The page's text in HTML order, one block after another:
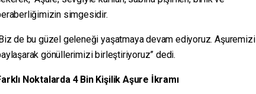
simgesidir.
de bu güzel geleneği yaşatmaya devam ediyoruz. Aşuremizi
gönüllerimizi birleştiriyoruz” dedi.
Noktalarda 4 Bin Kişilik Aşure İkramı